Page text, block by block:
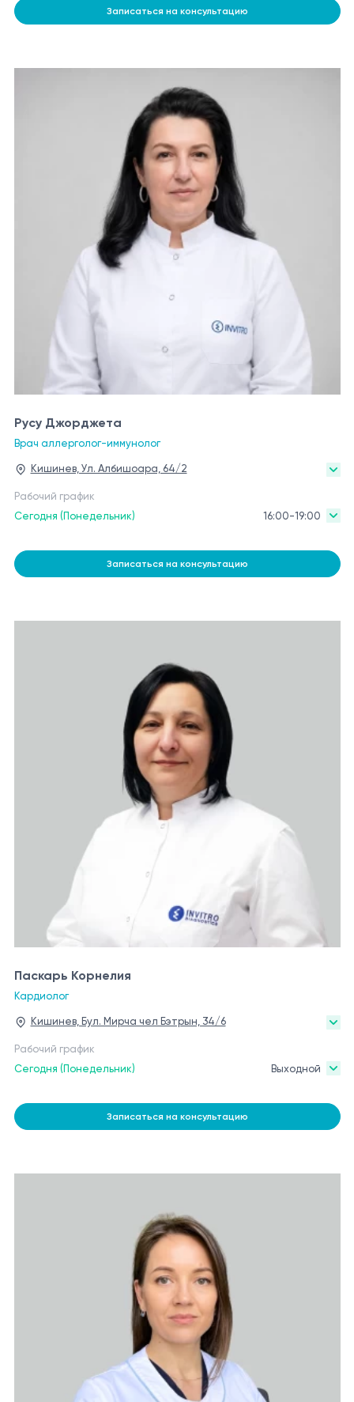
Записаться на консультацию
Русу Джорджета
Врач аллерголог-иммунолог
Кишинев, Ул. Албишоара, 64/2
Рабочий график
Сегодня (Понедельник)
16:00-19:00
Записаться на консультацию
Паскарь Корнелия
Кардиолог
Кишинев, Бул. Мирча чел Бэтрын, 34/6
Рабочий график
Сегодня (Понедельник)
Выходной
Записаться на консультацию